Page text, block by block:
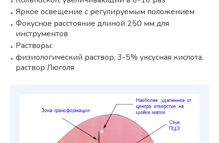
Яркое освещение с регулируемым положением
Фокусное расстояние длиной 250 мм для
инструментов
Растворы:
физиологический раствор, 3-5% уксусная кислота,
раствор Люголя